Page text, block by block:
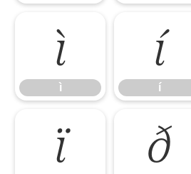
ì
ì
í
í
ï ð